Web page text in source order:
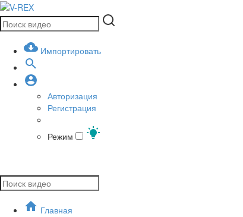
Импортировать
Авторизация
Регистрация
Режим
Главная